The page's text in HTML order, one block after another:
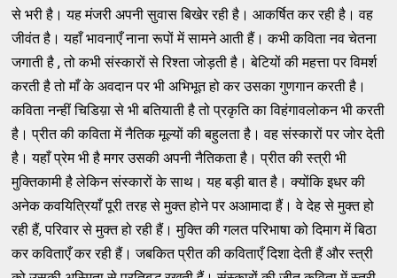
से भरी है। यह मंजरी अपनी सुवास बिखेर रही है। आकर्षित कर रही है। वह
जीवंत है। यहाँ भावनाएँ नाना रूपों में सामने आती हैं। कभी कविता नव चेतना
जगाती है , तो कभी संस्कारों से रिश्ता जोड़ती है। बेटियों की महत्ता पर विमर्श
करती है तो माँ के अवदान पर भी अभिभूत हो कर उसका गुणगान करती है।
कविता नन्हीं चिडिय़ा से भी बतियाती है तो प्रकृति का विहंगावलोकन भी करती
है। प्रीत की कविता में नैतिक मूल्यों की बहुलता है। वह संस्कारों पर जोर देती
है। यहाँ प्रेम भी है मगर उसकी अपनी नैतिकता है। प्रीत की स्त्री भी
मुक्तिकामी है लेकिन संस्कारों के साथ। यह बड़ी बात है। क्योंकि इधर की
अनेक कवयित्रियाँ पूरी तरह से मुक्त होने पर अआमादा हैं। वे देह से मुक्त हो
रही हैं, परिवार से मुक्त हो रही हैं। मुक्ति की गलत परिभाषा को दिमाग में बिठा
कर कविताएँ कर रही हैं। जबकित प्रीत की कविताएँ दिशा देती हैं और स्त्री